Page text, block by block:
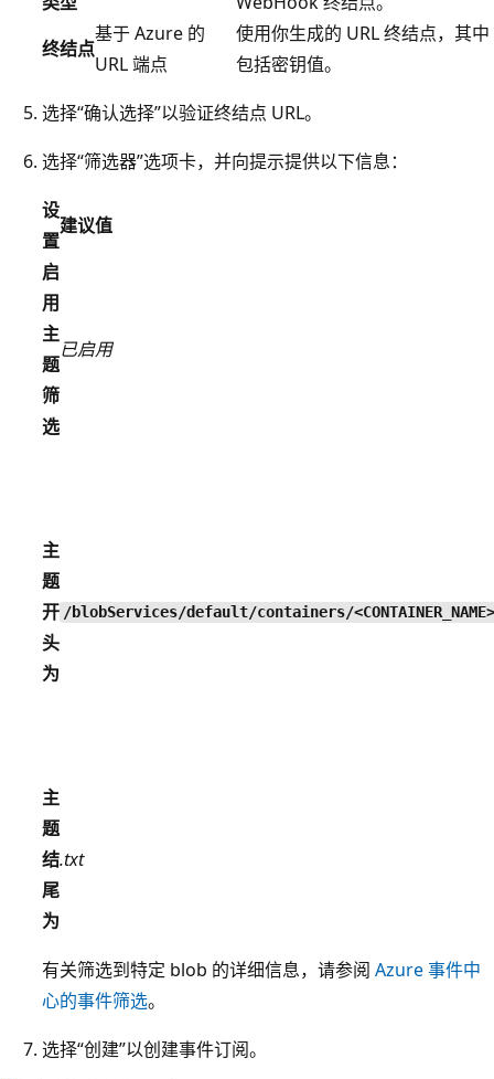
终结点
基于 Azure 的
URL 端点
使用你生成的 URL 终结点，其中
包括密钥值。
选择“确认选择”以验证终结点 URL。
选择“筛选器”选项卡，并向提示提供以下信息：
设
置
建议值
启
用
主
题
筛
选
已启用
主
题
开
头
为
/blobServices/default/containers/
主
题
结
尾
为
.txt
有关筛选到特定 blob 的详细信息，请参阅 Azure 事件中
心的事件筛选。
选择“创建”以创建事件订阅。